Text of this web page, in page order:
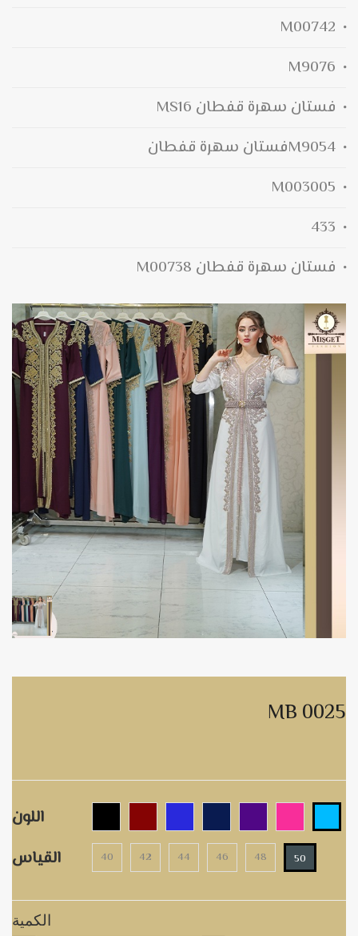
M00742
M9076
فستان سهرة قفطان MS16
M9054فستان سهرة قفطان
M003005
433
فستان سهرة قفطان M00738
MB 0025
اللون
القياس
40 42 44 46 48 50
الكمية